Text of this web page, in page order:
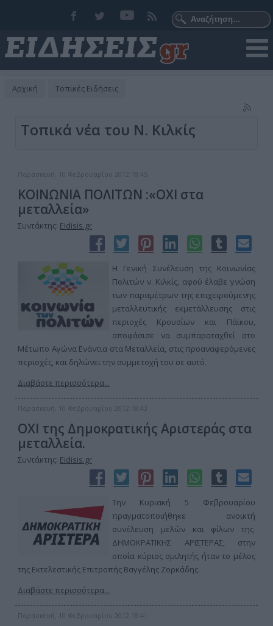
Αρχική Τοπικές Ειδήσεις
Τοπικά νέα του Ν. Κιλκίς
Παρασκευή, 10 Φεβρουαρίου 2012 18:45
ΚΟΙΝΩΝΙΑ ΠΟΛΙΤΩΝ :«ΟΧΙ στα
μεταλλεία»
Συντάκτης: Eidisis.gr
Η Γενική Συνέλευση της Κοινωνίας
Πολιτών ν. Κιλκίς, αφού έλαβε γνώση
των παραμέτρων της επιχειρούμενης
μεταλλευτικής εκμετάλλευσης στις
περιοχές Κρουσίων και Πάϊκου,
αποφάσισε να συμπαραταχθεί στο
Μέτωπο Αγώνα Ενάντια στα Μεταλλεία, στις προαναφερόμενες
περιοχές, και δηλώνει την συμμετοχή του σε αυτό.
Διαβάστε περισσότερα...
Παρασκευή, 10 Φεβρουαρίου 2012 18:43
ΟΧΙ της Δημοκρατικής Αριστεράς στα
μεταλλεία.
Συντάκτης: Eidisis.gr
Την Κυριακή 5 Φεβρουαρίου
πραγματοποιήθηκε ανοικτή
συνέλευση μελών και φίλων της
ΔΗΜΟΚΡΑΤΙΚΗΣ ΑΡΙΣΤΕΡΑΣ, στην
οποία κύριος ομιλητής ήταν το μέλος
της Εκτελεστικής Επιτροπής Βαγγέλης Ζορκάδης.
Διαβάστε περισσότερα...
Παρασκευή, 10 Φεβρουαρίου 2012 18:41